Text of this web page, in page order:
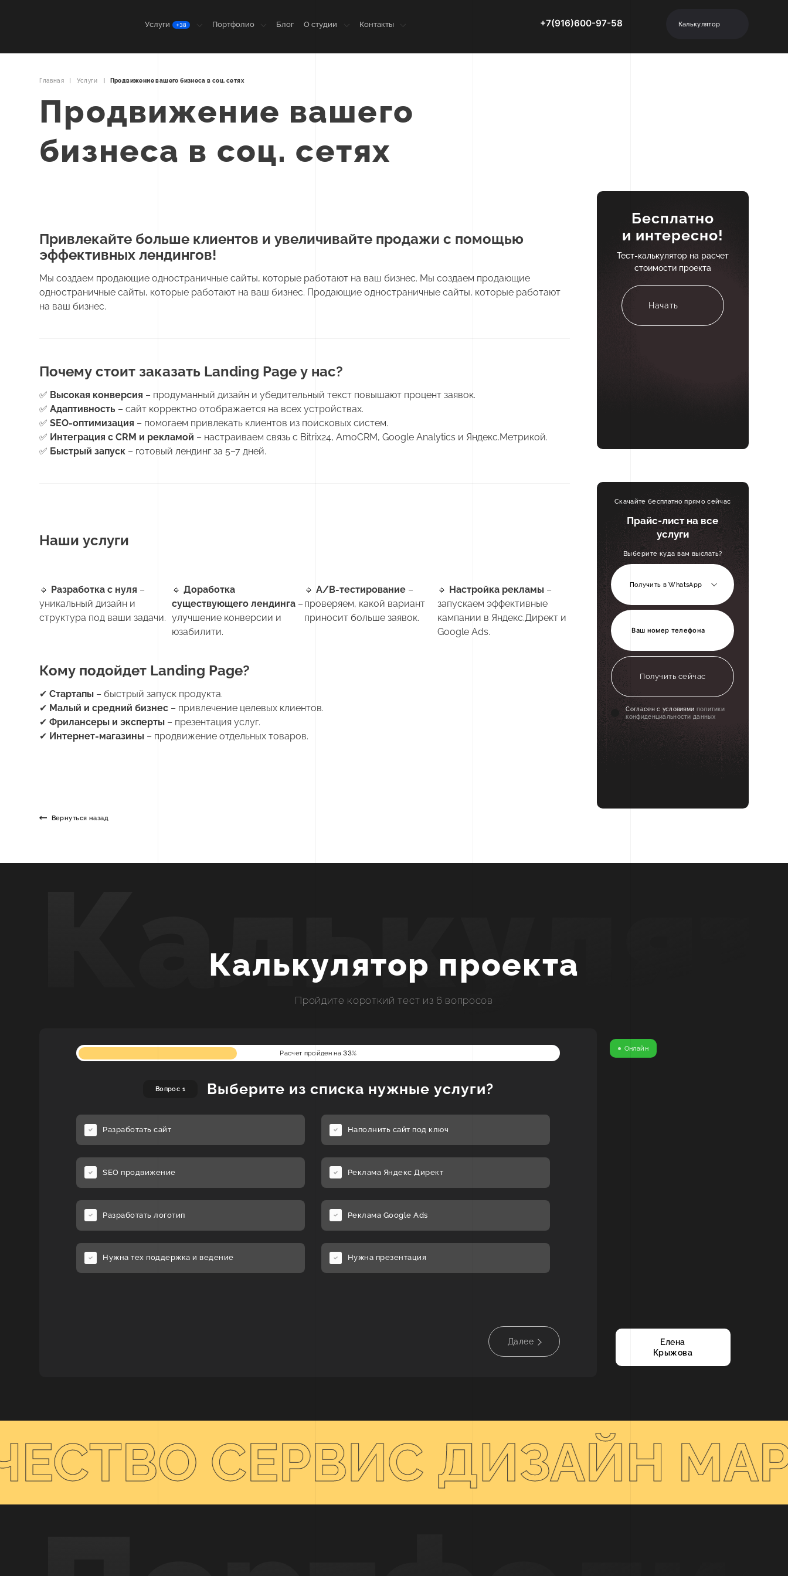
Услуги +38 Портфолио Блог О студии Контакты +7(916)600-97-58 Калькулятор
Главная Услуги Продвижение вашего бизнеса в соц. сетях
Продвижение вашего
бизнеса в соц. сетях
Привлекайте больше клиентов и увеличивайте продажи с помощью
эффективных лендингов!
Мы создаем продающие одностраничные сайты, которые работают на ваш бизнес. Мы создаем продающие
одностраничные сайты, которые работают на ваш бизнес. Продающие одностраничные сайты, которые работают
на ваш бизнес.
Почему стоит заказать Landing Page у нас?
✅ Высокая конверсия – продуманный дизайн и убедительный текст повышают процент заявок.
✅Адаптивность – сайт корректно отображается на всех устройствах.
✅SEO-оптимизация – помогаем привлекать клиентов из поисковых систем.
✅ Интеграция с CRM и рекламой – настраиваем связь с Bitrix24, AmoCRM, Google Analytics и Яндекс.Метрикой.
✅ Быстрый запуск – готовый лендинг за 5–7 дней.
Наши услуги
🔹 Разработка с нуля –
уникальный дизайн и
структура под ваши задачи.
🔹Доработка
существующего лендинга –
улучшение конверсии и
юзабилити.
🔹А/В-тестирование –
проверяем, какой вариант
приносит больше заявок.
🔹 Настройка рекламы–
запускаем эффективные
кампании в Яндекс.Директ и
Google Ads.
Кому подойдет Landing Page?
✔Стартапы – быстрый запуск продукта.
✔ Малый и средний бизнес – привлечение целевых клиентов.
✔Фрилансеры и эксперты – презентация услуг.
✔ Интернет-магазины – продвижение отдельных товаров.
Вернуться назад
Бесплатно
и интересно!
Тест-калькулятор на расчет
стоимости проекта
Начать
Скачайте бесплатно прямо сейчас
Прайс-лист на все
услуги
Выберите куда вам выслать?
Получить в WhatsApp
Получить сейчас
Cогласен с условиями политики
конфиденциальности данных
Калькулятор проекта
Пройдите короткий тест из 6 вопросов
Расчет пройден на 33%
Вопрос 1 Выберите из списка нужные услуги?
Разработать сайт Наполнить сайт под ключ
SEO продвижение Реклама Яндекс Директ
Разработать логотип Реклама Google Ads
Нужна тех поддержка и ведение Нужна презентация
Далее
Онлайн
Елена
Крыжова
СЕРВИС ДИЗАЙН